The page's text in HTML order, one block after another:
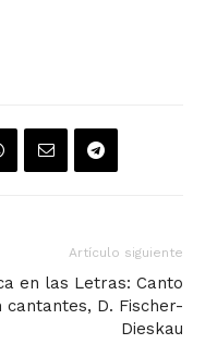
Artículo siguiente
en las Letras: Canto
cantantes, D. Fischer-
Dieskau